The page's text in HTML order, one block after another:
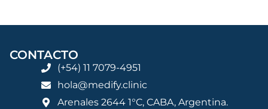
CONTACTO
(+54) 11 7079-4951
hola@medify.clinic
Arenales 2644 1°C, CABA, Argentina.